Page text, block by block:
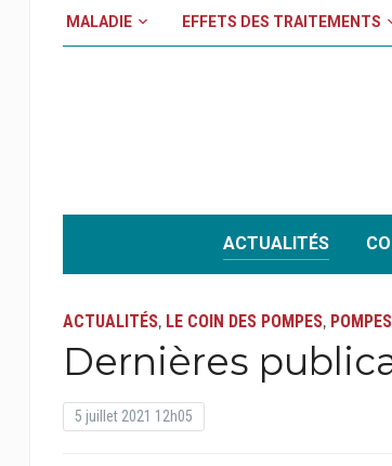
MALADIE EFFETS DES TRAITEMENTS
ACTUALITÉS
ACTUALITÉS, LE COIN DES POMPES, POMPES
Dernières
5 juillet 2021 12h05